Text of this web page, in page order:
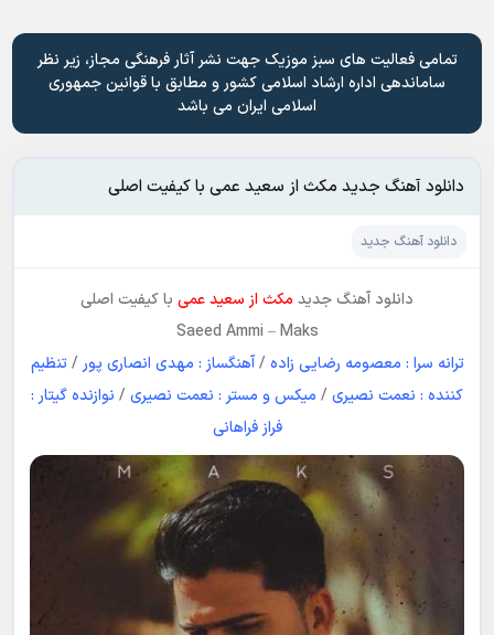
تمامی فعالیت های سبز موزیک جهت نشر آثار فرهنگی مجاز، زیر نظر
ساماندهی اداره ارشاد اسلامی کشور و مطابق با قوانین جمهوری
اسلامی ایران می باشد
دانلود آهنگ جدید مکث از سعید عمی با کیفیت اصلی
دانلود آهنگ جدید
دانلود آهنگ جدید مکث از سعید عمی با کیفیت اصلی
Saeed Ammi –Maks
ترانه سرا : معصومه رضایی زاده /آهنگساز : مهدی انصاری پور /تنظیم
کننده : نعمت نصیری / میکس و مستر : نعمت نصیری / نوازنده گیتار :
فراز فراهانی